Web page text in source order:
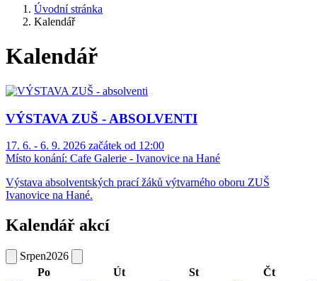
Úvodní stránka
Kalendář
Kalendář
VÝSTAVA ZUŠ - ABSOLVENTI
17. 6. - 6. 9. 2026 začátek od 12:00
Místo konání: Cafe Galerie - Ivanovice na Hané
Výstava absolventských prací žáků výtvarného oboru ZUŠ
Ivanovice na Hané.
Kalendář akcí
Srpen2026
Po
Út St
Čt